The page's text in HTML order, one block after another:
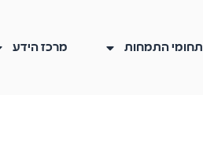
תחומי התמחות מרכז הידע